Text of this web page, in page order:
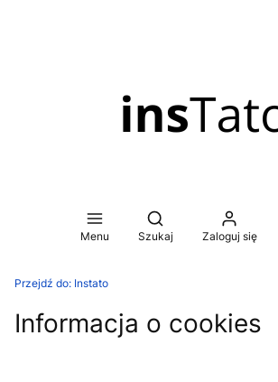
Menu
Otwórz wyszukiwarkę
Szukaj Zaloguj się
Przejdź do: Instato
Informacja o cookies